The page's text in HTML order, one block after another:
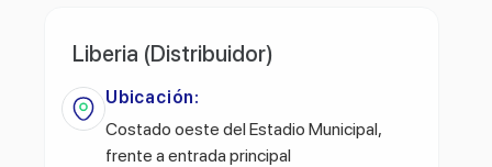
Liberia (Distribuidor)
Ubicación:
Costado oeste del Estadio Municipal,
frente a entrada principal